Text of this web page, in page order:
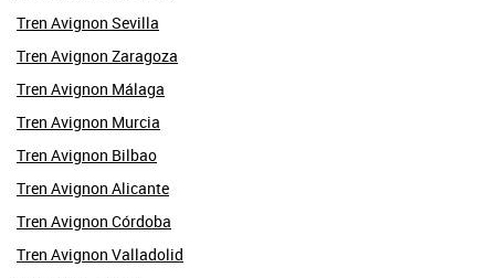
Tren Avignon Sevilla
Tren Avignon Zaragoza
Tren Avignon Málaga
Tren Avignon Murcia
Tren Avignon Bilbao
Tren Avignon Alicante
Tren Avignon Córdoba
Tren Avignon Valladolid